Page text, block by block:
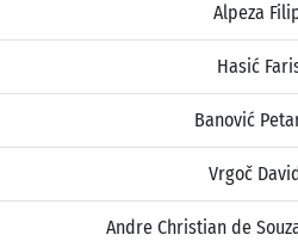
Alpeza
Hasić
Banović
Vrgoč David
Andre Christian de